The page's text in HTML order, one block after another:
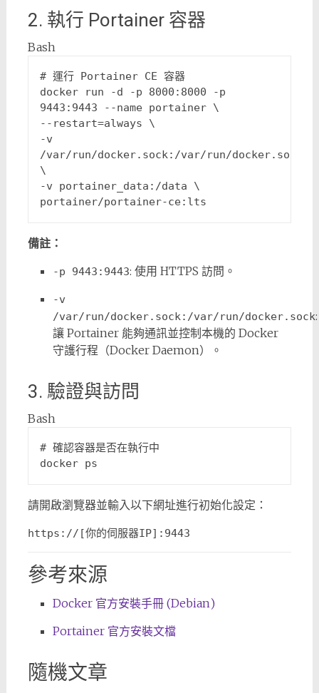
2. 執行 Portainer 容器
Bash
# 運行 Portainer CE 容器
docker run -d -p 8000:8000 -p
9443:9443 --name portainer \
--restart=always \
-v
/var/run/docker.sock:/var/run/docker.sock
\
-v portainer_data:/data \
備註：
-p 9443:9443: 使用 HTTPS 訪問。
-v
/var/run/docker.sock:/var/run/docker.sock:
讓 Portainer 能夠通訊並控制本機的 Docker
守護行程（Docker Daemon）。
3. 驗證與訪問
Bash
# 確認容器是否在執行中
請開啟瀏覽器並輸入以下網址進行初始化設定：
https://[你的伺服器IP]:9443
參考來源
Docker 官方安裝手冊 (Debian)
Portainer 官方安裝文檔
隨機文章